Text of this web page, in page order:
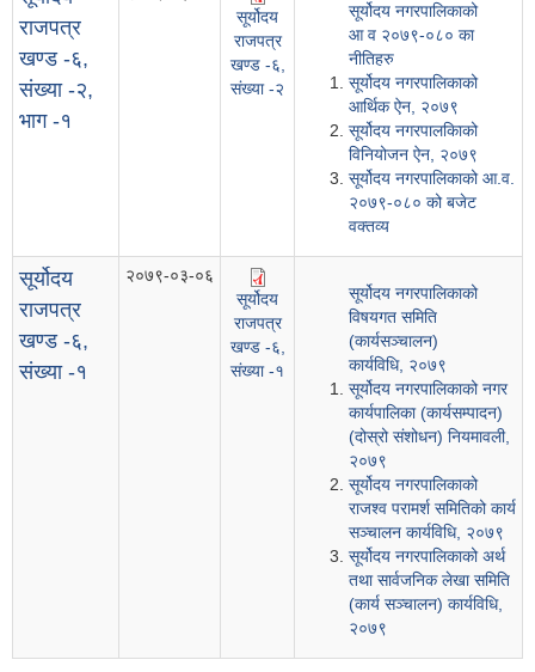
राजपत्र
खण्ड -६,
संख्या -२,
भाग -१
सूर्योदय
राजपत्र
खण्ड -६,
संख्या -२
सूर्योदय नगरपालिकाको
आ व २०७९-०८० का
नीतिहरु
सूर्योदय नगरपालिकाको
आर्थिक ऐन, २०७९
सूर्योदय नगरपालकिाको
विनियोजन ऐन, २०७९
सूर्योदय नगरपालिकाको आ.व.
२०७९-०८० को बजेट
वक्तव्य
सूर्योदय
राजपत्र
खण्ड -६,
संख्या -१
२०७९-०३-०६
सूर्योदय
राजपत्र
खण्ड -६,
संख्या -१
सूर्योदय नगरपालिकाको
विषयगत समिति
(कार्यसञ्चालन)
कार्यविधि, २०७९
सूर्योदय नगरपालिकाको नगर
कार्यपालिका (कार्यसम्पादन)
(दोस्रो संशोधन) नियमावली,
२०७९
सूर्योदय नगरपालिकाको
राजश्व परामर्श समितिको कार्य
सञ्चालन कार्यविधि, २०७९
सूर्योदय नगरपालिकाको अर्थ
तथा सार्वजनिक लेखा समिति
(कार्य सञ्चालन) कार्यविधि,
२०७९